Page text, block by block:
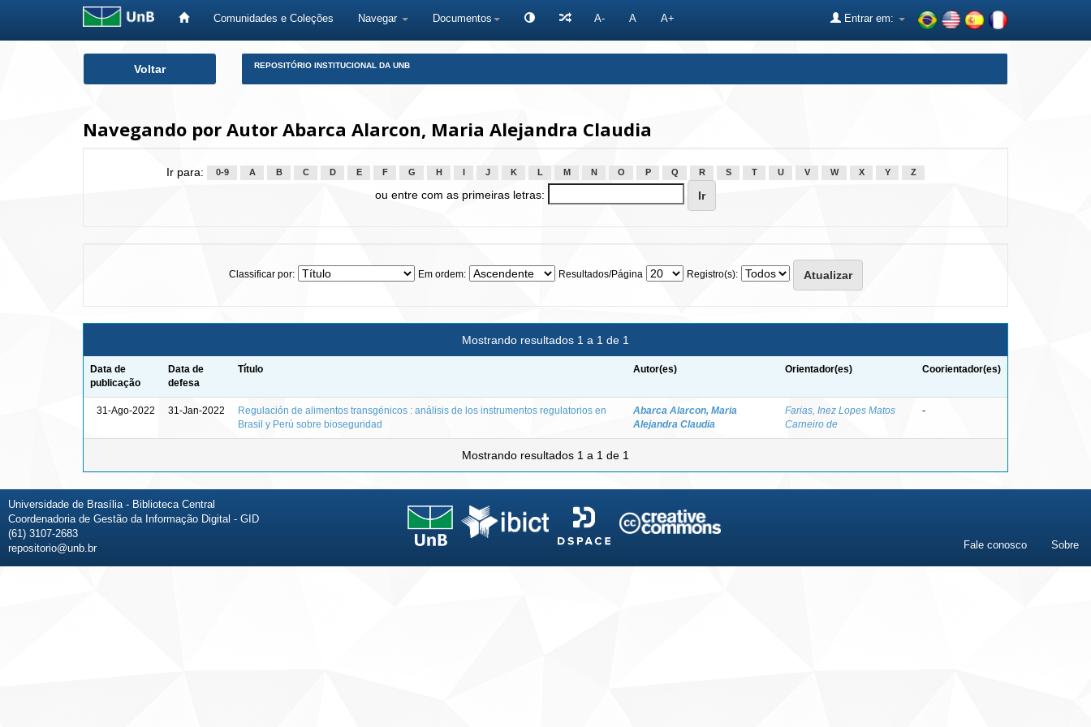
Comunidades e Coleções Navegar Documentos A- A A+ Entrar em:
Voltar REPOSITÓRIO INSTITUCIONAL DA UNB
Navegando por Autor Abarca Alarcon, Maria Alejandra Claudia
Ir para: 0-9 A B C D E F G H J K L M N O P Q R S T U V W X Y Z
ou entre com as primeiras letras:
Classificar por: Em ordem: Resultados/Página Registro(s):
Mostrando resultados 1 a 1 de 1
Data de
publicação
Data de
defesa
Título Autor(es) Orientador(es) Coorientador(es)
31-Ago-2022 31-Jan-2022
Regulación de alimentos transgénicos : análisis de los instrumentos regulatorios en
Brasil y Perú sobre bioseguridad
Abarca Alarcon, Maria
Alejandra Claudia
Farias, Inez Lopes Matos
Carneiro de
-
Mostrando resultados 1 a 1 de 1
Universidade de Brasília - Biblioteca Central
Coordenadoria de Gestão da Informação Digital - GID
(61) 3107-2683
repositorio@unb.br
Fale conosco Sobre